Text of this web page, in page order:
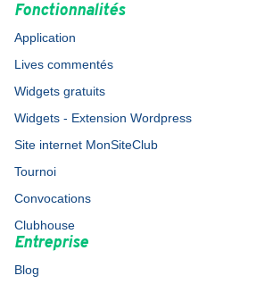
Fonctionnalités
Application
Lives commentés
Widgets gratuits
Widgets - Extension Wordpress
Site internet MonSiteClub
Tournoi
Convocations
Clubhouse
Entreprise
Blog